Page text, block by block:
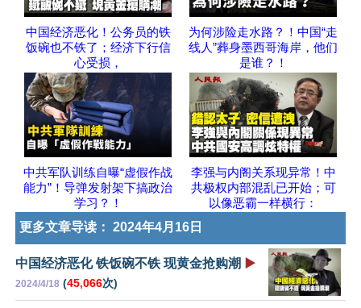
中国经济恶化！公务员的铁
饭碗也不铁了；经济下行信
心受损，
为何涉险走水路？！中国“走
线人”葬身墨西哥海岸，他们
是谁？！
中共军队训练自曝“虚假作战
能力”！导弹发射架下搞政治
学习？！
李强与内阁关系现异常！中
共极权内部混乱已开始；可
以像恶霸一样横行：
更多文章导读： 2024年4月16日
中国经济恶化 铁饭碗不铁 现黄金抢购潮 ▶️
2024/4/18 (45,066次)